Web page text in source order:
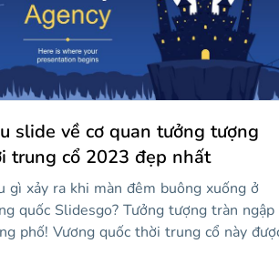
tưởng trong lịch sử (và cũng là người
thích nhẫn). Chà, tất cả những gì còn lại là
nội dung của bạn vào bản trình bày này
phép thuật và tưởng tượng chiếm lấy bạn!
slide về cơ quan tưởng tượng
trung cổ 2023 đẹp nhất
gì xảy ra khi màn đêm buông xuống ở
quốc Slidesgo? Tưởng tượng tràn ngập
phố! Vương quốc thời trung cổ này